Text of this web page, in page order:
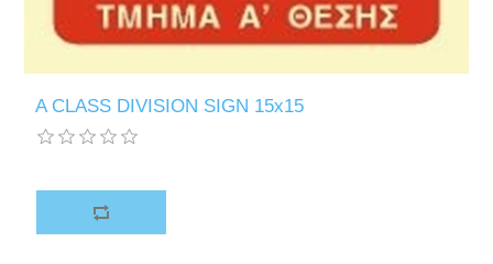
A CLASS DIVISION SIGN 15x15